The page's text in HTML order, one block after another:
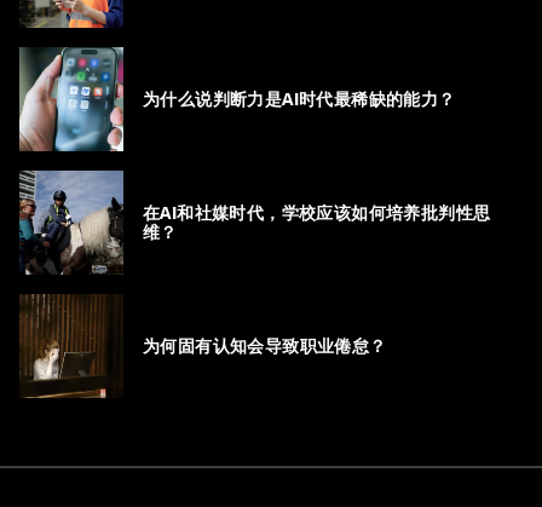
为什么说判断力是AI时代最稀缺的能力？
在AI和社媒时代，学校应该如何培养批判性思
维？
为何固有认知会导致职业倦怠？